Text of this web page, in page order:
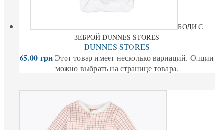
БОДИ С
ЗЕБРОЙ DUNNES STORES
DUNNES STORES
65.00грн Этот товар имеет несколько вариаций. Опции
можно выбрать на странице товара.